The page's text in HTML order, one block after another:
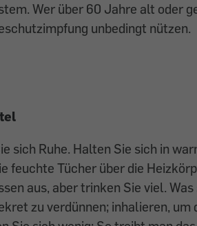
Wer über 60 Jahre alt oder
unbedingt nützen.
sich Ruhe. Halten Sie sich in
feuchte Tücher über die
aus, aber trinken Sie viel.
zu verdünnen; inhalieren,